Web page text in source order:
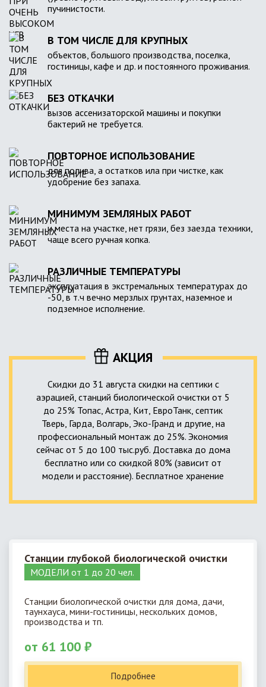
пучинистости.
В ТОМ ЧИСЛЕ ДЛЯ КРУПНЫХ
объектов, большого производства, поселка,
гостиницы, кафе и др. и постоянного проживания.
БЕЗ ОТКАЧКИ
вызов ассенизаторской машины и покупки
бактерий не требуется.
ПОВТОРНОЕ ИСПОЛЬЗОВАНИЕ
для полива, а остатков ила при чистке, как
удобрение без запаха.
МИНИМУМ ЗЕМЛЯНЫХ РАБОТ
и места на участке, нет грязи, без заезда техники,
чаще всего ручная копка.
РАЗЛИЧНЫЕ ТЕМПЕРАТУРЫ
эксплуатация в экстремальных температурах до
-50, в т.ч вечно мерзлых грунтах, наземное и
подземное исполнение.
АКЦИЯ
Скидки до 31 августа скидки на септики с
аэрацией, станций биологической очистки от 5
до 25% Топас, Астра, Кит, ЕвроТанк, септик
Тверь, Гарда, Волгарь, Эко-Гранд и другие, на
профессиональный монтаж до 25%. Экономия
сейчас от 5 до 100 тыс.руб. Доставка до дома
бесплатно или со скидкой 80% (зависит от
модели и расстояние). Бесплатное хранение
Станции глубокой биологической очистки
МОДЕЛИ от 1 до 20 чел.
Станции биологической очистки для дома, дачи,
таунхауса, мини-гостиницы, нескольких домов,
производства и тп.
от 61 100 ₽
Подробнее